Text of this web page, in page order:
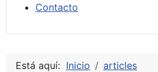
Contacto
Está aquí: Inicio
articles